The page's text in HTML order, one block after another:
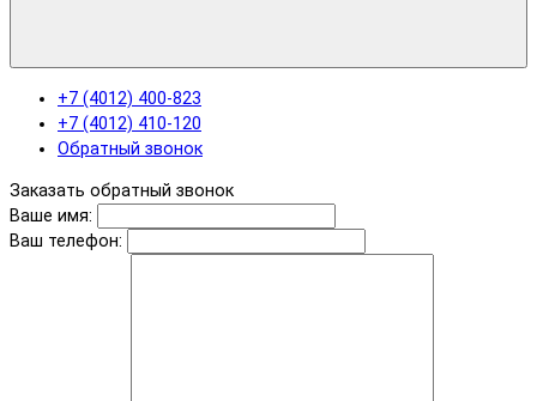
+7 (4012) 400-823
+7 (4012) 410-120
Обратный звонок
Заказать обратный звонок
Ваше имя:
Ваш телефон: